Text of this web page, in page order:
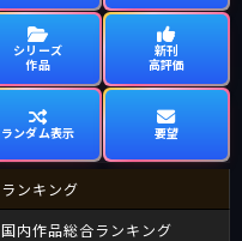
シリーズ
作品
新刊
高評価
ランダム表示 要望
ランキング
国内作品総合ランキング